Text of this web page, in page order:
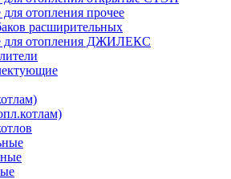
отопления прочее
расширительных
для отопления ДЖИЛЕКС